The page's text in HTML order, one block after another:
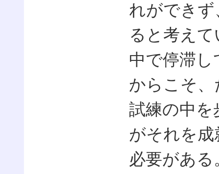
れができ
ると考え
中で停滞
からこそ
試練の中を
がそれを
必要があ